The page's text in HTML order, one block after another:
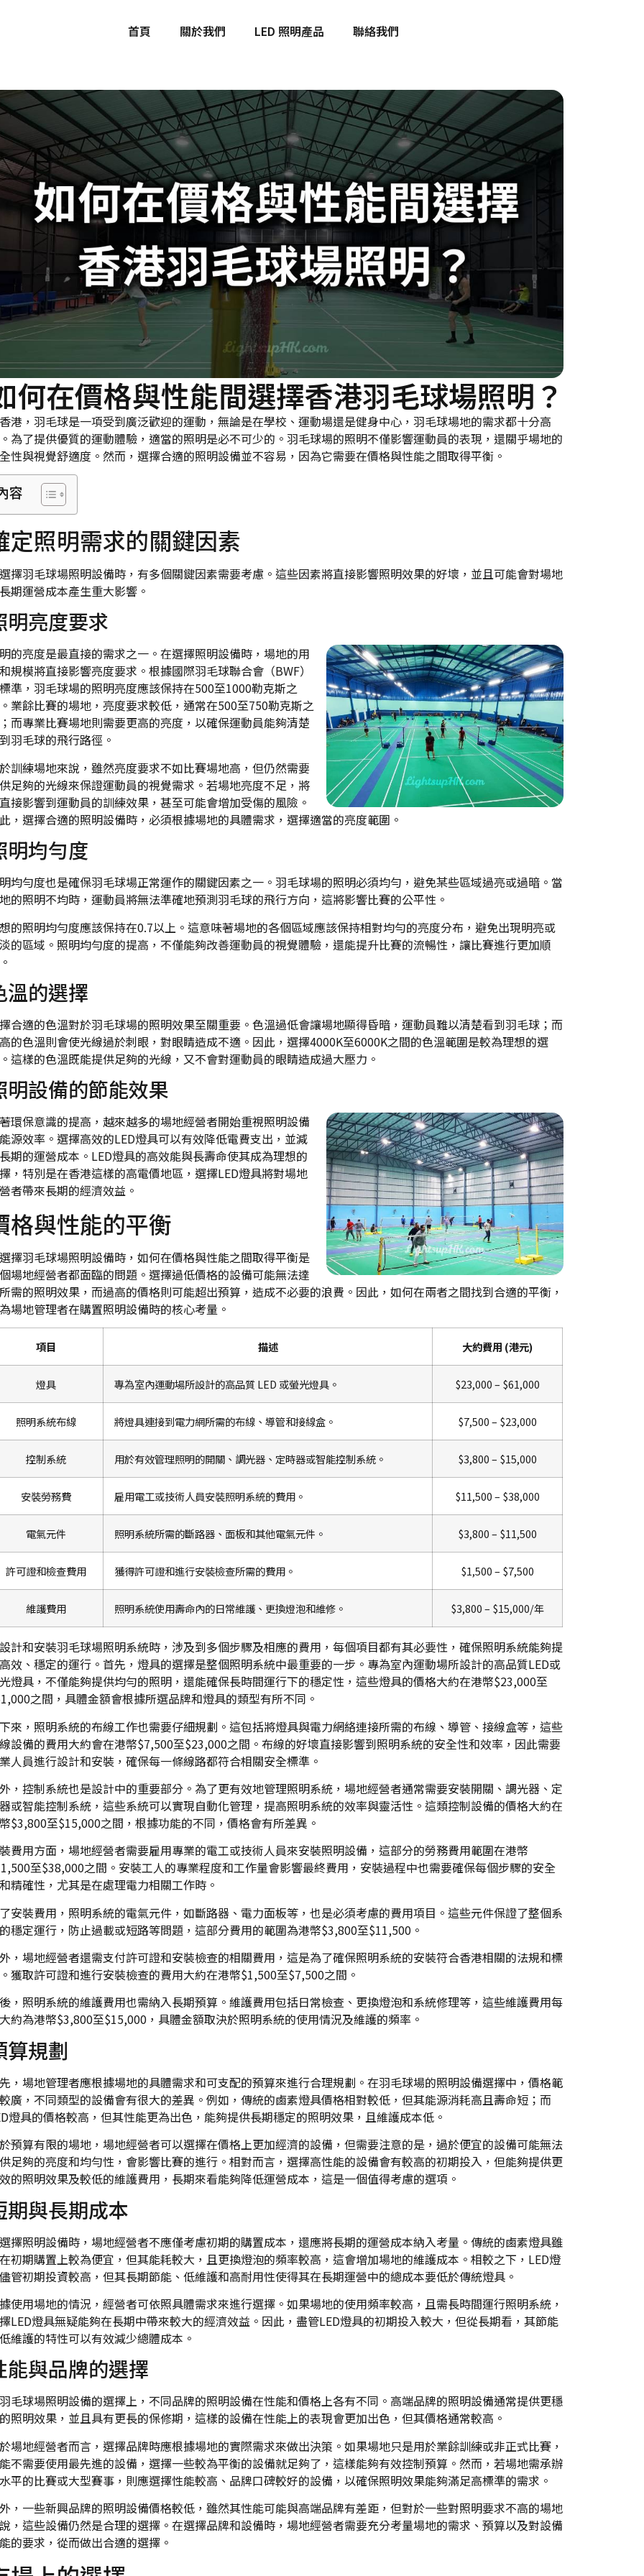
首頁 關於我們 LED 照明產品 聯絡我們
何在價格與性能間選擇香港羽毛球場照明？
港，羽毛球是一項受到廣泛歡迎的運動，無論是在學校、運動場還是健身中心，羽毛球場地的需求都十分高
為了提供優質的運動體驗，適當的照明是必不可少的。羽毛球場的照明不僅影響運動員的表現，還關乎場地的
性與視覺舒適度。然而，選擇合適的照明設備並不容易，因為它需要在價格與性能之間取得平衡。
容
定照明需求的關鍵因素
擇羽毛球場照明設備時，有多個關鍵因素需要考慮。這些因素將直接影響照明效果的好壞，並且可能會對場地
期運營成本產生重大影響。
明亮度要求
的亮度是最直接的需求之一。在選擇照明設備時，場地的用
規模將直接影響亮度要求。根據國際羽毛球聯合會（BWF）
準，羽毛球場的照明亮度應該保持在500至1000勒克斯之
業餘比賽的場地，亮度要求較低，通常在500至750勒克斯之
而專業比賽場地則需要更高的亮度，以確保運動員能夠清楚
羽毛球的飛行路徑。
訓練場地來說，雖然亮度要求不如比賽場地高，但仍然需要
足夠的光線來保證運動員的視覺需求。若場地亮度不足，將
接影響到運動員的訓練效果，甚至可能會增加受傷的風險。
，選擇合適的照明設備時，必須根據場地的具體需求，選擇適當的亮度範圍。
明均勻度
均勻度也是確保羽毛球場正常運作的關鍵因素之一。羽毛球場的照明必須均勻，避免某些區域過亮或過暗。當
的照明不均時，運動員將無法準確地預測羽毛球的飛行方向，這將影響比賽的公平性。
的照明均勻度應該保持在0.7以上。這意味著場地的各個區域應該保持相對均勻的亮度分布，避免出現明亮或
的區域。照明均勻度的提高，不僅能夠改善運動員的視覺體驗，還能提升比賽的流暢性，讓比賽進行更加順
溫的選擇
合適的色溫對於羽毛球場的照明效果至關重要。色溫過低會讓場地顯得昏暗，運動員難以清楚看到羽毛球；而
的色溫則會使光線過於刺眼，對眼睛造成不適。因此，選擇4000K至6000K之間的色溫範圍是較為理想的選
這樣的色溫既能提供足夠的光線，又不會對運動員的眼睛造成過大壓力。
明設備的節能效果
環保意識的提高，越來越多的場地經營者開始重視照明設備
源效率。選擇高效的LED燈具可以有效降低電費支出，並減
期的運營成本。LED燈具的高效能與長壽命使其成為理想的
，特別是在香港這樣的高電價地區，選擇LED燈具將對場地
者帶來長期的經濟效益。
格與性能的平衡
擇羽毛球場照明設備時，如何在價格與性能之間取得平衡是
場地經營者都面臨的問題。選擇過低價格的設備可能無法達
需的照明效果，而過高的價格則可能超出預算，造成不必要的浪費。因此，如何在兩者之間找到合適的平衡，
場地管理者在購置照明設備時的核心考量。
項目 描述 大約費用 (港元)
燈具 專為室內運動場所設計的高品質 LED 或螢光燈具。 $23,000 – $61,000
照明系統布線 將燈具連接到電力網所需的布線、導管和接線盒。 $7,500 – $23,000
控制系統 用於有效管理照明的開關、調光器、定時器或智能控制系統。 $3,800 – $15,000
安裝勞務費 雇用電工或技術人員安裝照明系統的費用。 $11,500 – $38,000
電氣元件 照明系統所需的斷路器、面板和其他電氣元件。 $3,800 – $11,500
許可證和檢查費用 獲得許可證和進行安裝檢查所需的費用。 $1,500 – $7,500
維護費用 照明系統使用壽命內的日常維護、更換燈泡和維修。 $3,800 – $15,000/年
計和安裝羽毛球場照明系統時，涉及到多個步驟及相應的費用，每個項目都有其必要性，確保照明系統能夠提
效、穩定的運行。首先，燈具的選擇是整個照明系統中最重要的一步。專為室內運動場所設計的高品質LED或
燈具，不僅能夠提供均勻的照明，還能確保長時間運行下的穩定性，這些燈具的價格大約在港幣$23,000至
之間，具體金額會根據所選品牌和燈具的類型有所不同。
來，照明系統的布線工作也需要仔細規劃。這包括將燈具與電力網絡連接所需的布線、導管、接線盒等，這些
設備的費用大約會在港幣$7,500至$23,000之間。布線的好壞直接影響到照明系統的安全性和效率，因此需要
人員進行設計和安裝，確保每一條線路都符合相關安全標準。
，控制系統也是設計中的重要部分。為了更有效地管理照明系統，場地經營者通常需要安裝開關、調光器、定
或智能控制系統，這些系統可以實現自動化管理，提高照明系統的效率與靈活性。這類控制設備的價格大約在
$3,800至$15,000之間，根據功能的不同，價格會有所差異。
費用方面，場地經營者需要雇用專業的電工或技術人員來安裝照明設備，這部分的勞務費用範圍在港幣
至$38,000之間。安裝工人的專業程度和工作量會影響最終費用，安裝過程中也需要確保每個步驟的安全
精確性，尤其是在處理電力相關工作時。
安裝費用，照明系統的電氣元件，如斷路器、電力面板等，也是必須考慮的費用項目。這些元件保證了整個系
穩定運行，防止過載或短路等問題，這部分費用的範圍為港幣$3,800至$11,500。
，場地經營者還需支付許可證和安裝檢查的相關費用，這是為了確保照明系統的安裝符合香港相關的法規和標
獲取許可證和進行安裝檢查的費用大約在港幣$1,500至$7,500之間。
，照明系統的維護費用也需納入長期預算。維護費用包括日常檢查、更換燈泡和系統修理等，這些維護費用每
約為港幣$3,800至$15,000，具體金額取決於照明系統的使用情況及維護的頻率。
算規劃
，場地管理者應根據場地的具體需求和可支配的預算來進行合理規劃。在羽毛球場的照明設備選擇中，價格範
廣，不同類型的設備會有很大的差異。例如，傳統的鹵素燈具價格相對較低，但其能源消耗高且壽命短；而
燈具的價格較高，但其性能更為出色，能夠提供長期穩定的照明效果，且維護成本低。
預算有限的場地，場地經營者可以選擇在價格上更加經濟的設備，但需要注意的是，過於便宜的設備可能無法
足夠的亮度和均勻性，會影響比賽的進行。相對而言，選擇高性能的設備會有較高的初期投入，但能夠提供更
的照明效果及較低的維護費用，長期來看能夠降低運營成本，這是一個值得考慮的選項。
期與長期成本
擇照明設備時，場地經營者不應僅考慮初期的購置成本，還應將長期的運營成本納入考量。傳統的鹵素燈具雖
初期購置上較為便宜，但其能耗較大，且更換燈泡的頻率較高，這會增加場地的維護成本。相較之下，LED燈
管初期投資較高，但其長期節能、低維護和高耐用性使得其在長期運營中的總成本要低於傳統燈具。
使用場地的情況，經營者可依照具體需求來進行選擇。如果場地的使用頻率較高，且需長時間運行照明系統，
LED燈具無疑能夠在長期中帶來較大的經濟效益。因此，盡管LED燈具的初期投入較大，但從長期看，其節能
維護的特性可以有效減少總體成本。
能與品牌的選擇
毛球場照明設備的選擇上，不同品牌的照明設備在性能和價格上各有不同。高端品牌的照明設備通常提供更穩
照明效果，並且具有更長的保修期，這樣的設備在性能上的表現會更加出色，但其價格通常較高。
場地經營者而言，選擇品牌時應根據場地的實際需求來做出決策。如果場地只是用於業餘訓練或非正式比賽，
不需要使用最先進的設備，選擇一些較為平衡的設備就足夠了，這樣能夠有效控制預算。然而，若場地需承辦
平的比賽或大型賽事，則應選擇性能較高、品牌口碑較好的設備，以確保照明效果能夠滿足高標準的需求。
，一些新興品牌的照明設備價格較低，雖然其性能可能與高端品牌有差距，但對於一些對照明要求不高的場地
，這些設備仍然是合理的選擇。在選擇品牌和設備時，場地經營者需要充分考量場地的需求、預算以及對設備
的要求，從而做出合適的選擇。